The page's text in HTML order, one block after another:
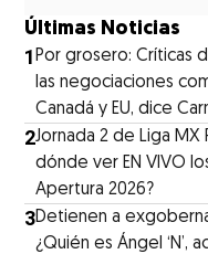
Últimas Noticias
1Por grosero: Críticas
las negociaciones
Canadá y EU, dice
2Jornada 2 de Liga MX
dónde ver EN VIVO
Apertura 2026?
3Detienen a
¿Quién es Ángel ‘N’,